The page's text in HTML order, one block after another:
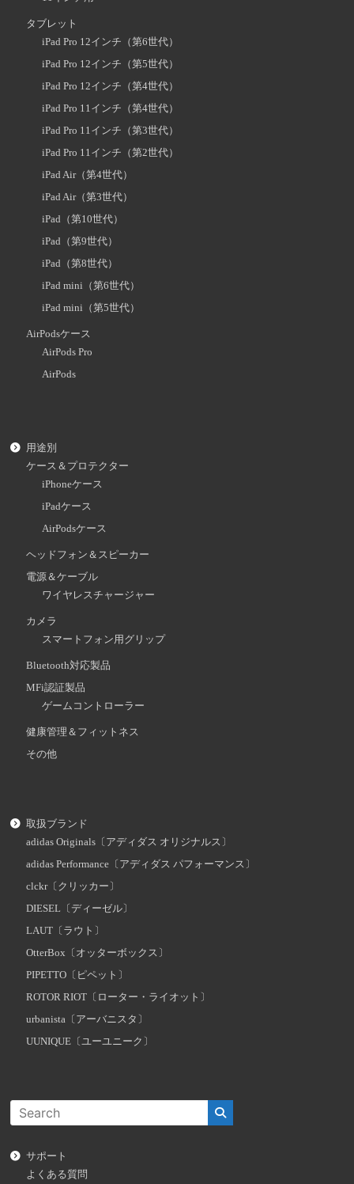
タブレット
iPad Pro 12インチ（第6世代）
iPad Pro 12インチ（第5世代）
iPad Pro 12インチ（第4世代）
iPad Pro 11インチ（第4世代）
iPad Pro 11インチ（第3世代）
iPad Pro 11インチ（第2世代）
iPad Air（第4世代）
iPad Air（第3世代）
iPad（第10世代）
iPad（第9世代）
iPad（第8世代）
iPad mini（第6世代）
iPad mini（第5世代）
AirPodsケース
AirPods Pro
AirPods
用途別
ケース＆プロテクター
iPhoneケース
iPadケース
AirPodsケース
ヘッドフォン＆スピーカー
電源＆ケーブル
ワイヤレスチャージャー
カメラ
スマートフォン用グリップ
Bluetooth対応製品
MFi認証製品
ゲームコントローラー
健康管理＆フィットネス
その他
取扱ブランド
adidas Originals〔アディダス オリジナルス〕
adidas Performance〔アディダス パフォーマンス〕
clckr〔クリッカー〕
DIESEL〔ディーゼル〕
LAUT〔ラウト〕
OtterBox〔オッターボックス〕
PIPETTO〔ピペット〕
ROTOR RIOT〔ローター・ライオット〕
urbanista〔アーバニスタ〕
UUNIQUE〔ユーユニーク〕
サポート
よくある質問